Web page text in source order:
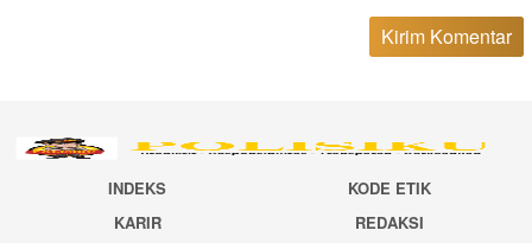
INDEKS
KODE ETIK
KARIR
REDAKSI